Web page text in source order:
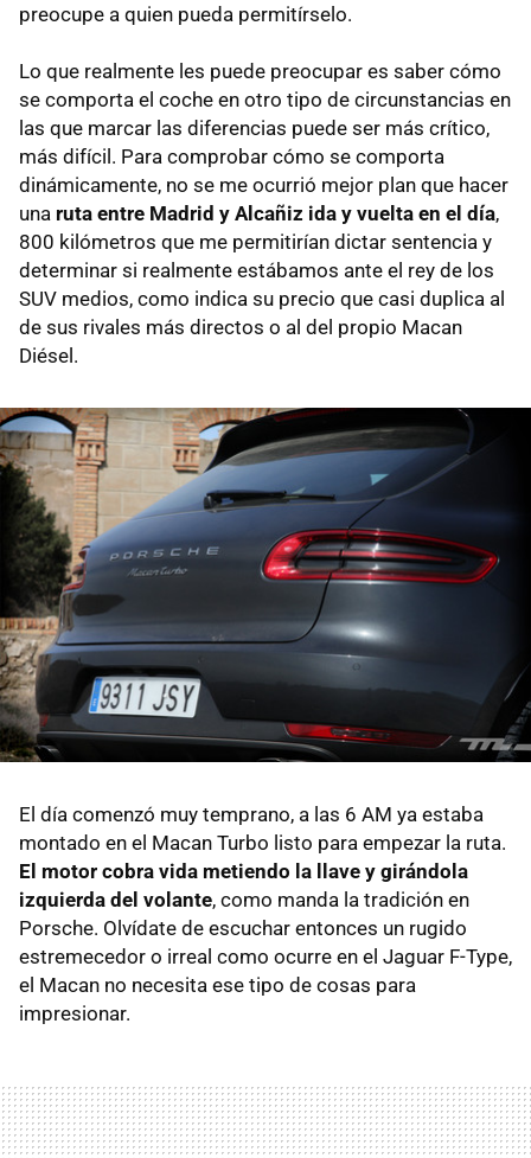
preocupe a quien pueda permitírselo.
Lo que realmente les puede preocupar es saber cómo
se comporta el coche en otro tipo de circunstancias en
las que marcar las diferencias puede ser más crítico,
más difícil. Para comprobar cómo se comporta
dinámicamente, no se me ocurrió mejor plan que hacer
una ruta entre Madrid y Alcañiz ida y vuelta en el día,
800 kilómetros que me permitirían dictar sentencia y
determinar si realmente estábamos ante el rey de los
SUV medios, como indica su precio que casi duplica al
de sus rivales más directos o al del propio Macan
Diésel.
El día comenzó muy temprano, a las 6 AM ya estaba
montado en el Macan Turbo listo para empezar la ruta.
El motor cobra vida metiendo la llave y girándola
izquierda del volante, como manda la tradición en
Porsche. Olvídate de escuchar entonces un rugido
estremecedor o irreal como ocurre en el Jaguar F-Type,
el Macan no necesita ese tipo de cosas para
impresionar.